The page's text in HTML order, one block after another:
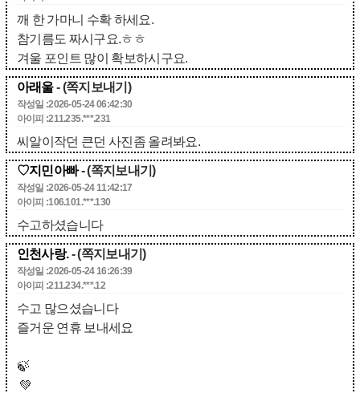
깨 한 가마니 수확 하세요.
참기름도 짜시구요.ㅎㅎ
겨울 포인트 많이 확보하시구요.
아래울- (쪽지보내기)
작성일 :2026-05-24 06:42:30
아이피 :211.235.***.231
씨알이작던 큰던 사진좀 올려봐요.
♡지민아빠- (쪽지보내기)
작성일 :2026-05-24 11:42:17
아이피 :106.101.***.130
수고하셨습니다
인천사랑.- (쪽지보내기)
작성일 :2026-05-24 16:26:39
아이피 :211.234.***.12
수고 많으셨습니다
즐거운 연휴 보내세요
🍃
💚